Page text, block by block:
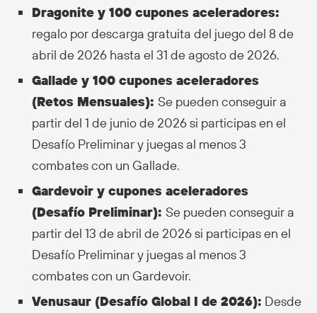
Dragonite y 100 cupones aceleradores:
regalo por descarga gratuita del juego del 8 de
abril de 2026 hasta el 31 de agosto de 2026.
Gallade y 100 cupones aceleradores
(Retos Mensuales): Se pueden conseguir a
partir del 1 de junio de 2026 si participas en el
Desafío Preliminar y juegas al menos 3
combates con un Gallade.
Gardevoir y cupones aceleradores
(Desafío Preliminar): Se pueden conseguir a
partir del 13 de abril de 2026 si participas en el
Desafío Preliminar y juegas al menos 3
combates con un Gardevoir.
Venusaur (Desafío Global I de 2026): Desde